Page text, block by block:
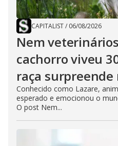
CAPITALIST/ 06/08/2026
Nem
cachorro viveu
raça
Conhecido como Lazare,
esperado e emocionou o
O post Nem...